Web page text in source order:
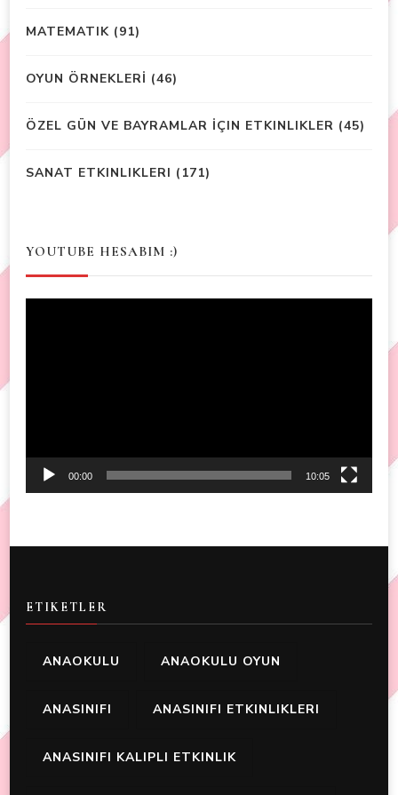
MATEMATIK (91)
OYUN ÖRNEKLERİ (46)
ÖZEL GÜN VE BAYRAMLAR İÇIN ETKINLIKLER (45)
SANAT ETKINLIKLERI (171)
YOUTUBE HESABIM :)
00:00 10:05
ETIKETLER
ANAOKULU ANAOKULU OYUN
ANASINIFI ANASINIFI ETKINLIKLERI
ANASINIFI KALIPLI ETKINLIK